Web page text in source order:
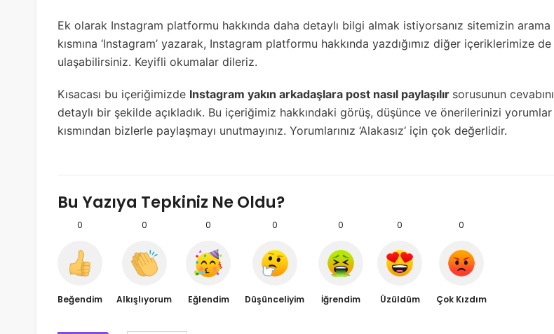
Ek olarak Instagram platformu hakkında daha detaylı bilgi almak istiyorsanız sitemizin arama
kısmına ‘Instagram’ yazarak, Instagram platformu hakkında yazdığımız diğer içeriklerimize de
ulaşabilirsiniz. Keyifli okumalar dileriz.
Kısacası bu içeriğimizde Instagram yakın arkadaşlara post nasıl paylaşılır sorusunun cevabını
detaylı bir şekilde açıkladık. Bu içeriğimiz hakkındaki görüş, düşünce ve önerilerinizi yorumlar
kısmından bizlerle paylaşmayı unutmayınız. Yorumlarınız ‘Alakasız‘ için çok değerlidir.
Bu Yazıya Tepkiniz Ne Oldu?
0
Beğendim
0
Alkışlıyorum
0
Eğlendim
0
Düşünceliyim
0
İğrendim
0
Üzüldüm
0
Çok Kızdım